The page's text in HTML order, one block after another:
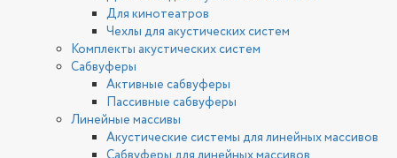
Для кинотеатров
Чехлы для акустических систем
Комплекты акустических систем
Сабвуферы
Активные сабвуферы
Пассивные сабвуферы
Линейные массивы
Акустические системы для линейных массивов